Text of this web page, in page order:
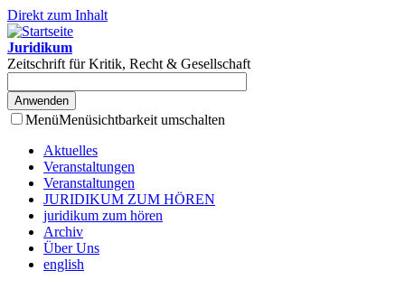
Direkt zum Inhalt
Juridikum
Zeitschrift für Kritik, Recht & Gesellschaft
MenüMenüsichtbarkeit umschalten
Aktuelles
Veranstaltungen
Veranstaltungen
JURIDIKUM ZUM HÖREN
juridikum zum hören
Archiv
Über Uns
english